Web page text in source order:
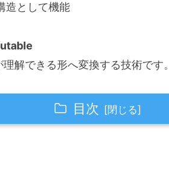
造として機能
解できる形へ変換する技術です。
目次